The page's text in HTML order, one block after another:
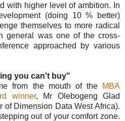
with higher level of ambition. In
(doing 10 % better)
themselves to more radical
general was one of the cross-
approached by various
you can't buy"
from the mouth of the
MBA
winner, Mr Olebogeng Glad
of Dimension Data West Africa).
out of your comfort zone.